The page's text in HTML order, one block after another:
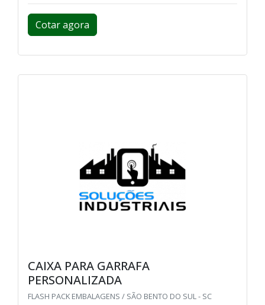
Cotar agora
CAIXA PARA GARRAFA
PERSONALIZADA
FLASH PACK EMBALAGENS / SÃO BENTO DO SUL - SC